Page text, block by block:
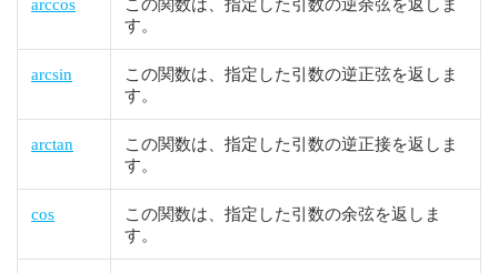
arccos
この関数は、指定した引数の逆余弦を返しま
す。
arcsin
この関数は、指定した引数の逆正弦を返しま
す。
arctan
この関数は、指定した引数の逆正接を返しま
す。
cos
この関数は、指定した引数の余弦を返しま
す。